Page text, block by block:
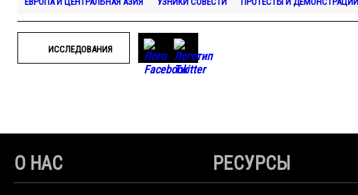
ИССЛЕДОВАНИЯ
О НАС РЕСУРСЫ